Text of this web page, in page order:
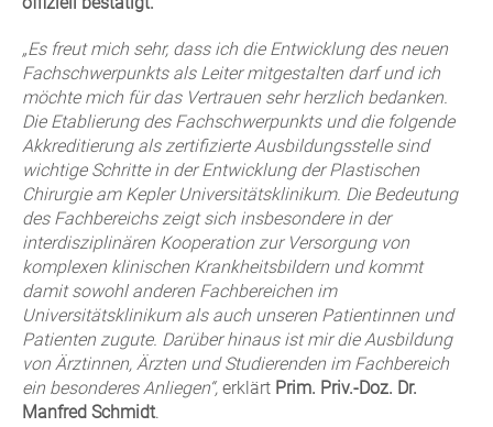
„Es freut mich sehr, dass ich die Entwicklung des neuen
Fachschwerpunkts als Leiter mitgestalten darf und ich
möchte mich für das Vertrauen sehr herzlich bedanken.
Die Etablierung des Fachschwerpunkts und die folgende
Akkreditierung als zertifizierte Ausbildungsstelle sind
wichtige Schritte in der Entwicklung der Plastischen
Chirurgie am Kepler Universitätsklinikum. Die Bedeutung
des Fachbereichs zeigt sich insbesondere in der
interdisziplinären Kooperation zur Versorgung von
komplexen klinischen Krankheitsbildern und kommt
damit sowohl anderen Fachbereichen im
Universitätsklinikum als auch unseren Patientinnen und
Patienten zugute. Darüber hinaus ist mir die Ausbildung
von Ärztinnen, Ärzten und Studierenden im Fachbereich
ein besonderes Anliegen“, erklärt Prim. Priv.-Doz. Dr.
Manfred Schmidt.